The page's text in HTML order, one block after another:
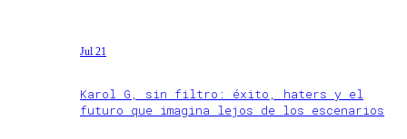
Jul 21
Karol G, sin filtro: éxito, haters y el
futuro que imagina lejos de los escenarios